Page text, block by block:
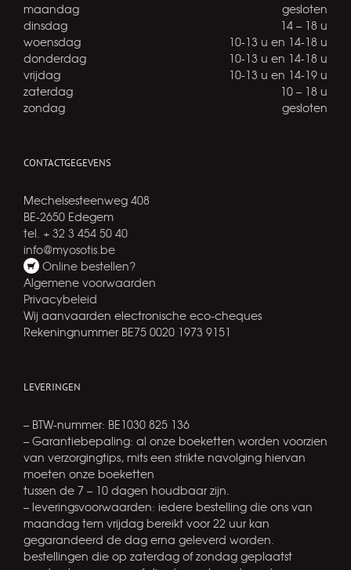
maandag
gesloten
dinsdag
14 – 18 u
woensdag
10-13 u en 14-18 u
donderdag
10-13 u en 14-18 u
vrijdag
10-13 u en 14-19 u
zaterdag
10 – 18 u
zondag
gesloten
CONTACTGEGEVENS
Mechelsesteenweg 408
BE-2650 Edegem
tel. + 32 3 454 50 40
info@myosotis.be
Online bestellen?
Algemene voorwaarden
Privacybeleid
Wij aanvaarden electronische eco-cheques
Rekeningnummer BE75 0020 1973 9151
LEVERINGEN
– BTW-nummer: BE1030 825 136
– Garantiebepaling: al onze boeketten worden voorzien
van verzorgingtips, mits een strikte navolging hiervan
moeten onze boeketten
tussen de 7 – 10 dagen houdbaar zijn.
– leveringsvoorwaarden: iedere bestelling die ons van
maandag tem vrijdag bereikt voor 22 uur kan
gegarandeerd de dag erna geleverd worden.
bestellingen die op zaterdag of zondag geplaatst